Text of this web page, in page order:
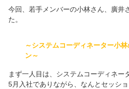
今回、若手メンバーの小林さん、廣井
た。
～システムコーディネーター小
ン～
まず一人目は、システムコーディネー
5月入社でありながら、なんとセッシ